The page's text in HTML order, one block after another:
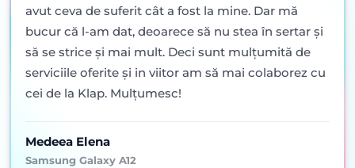
avut ceva de suferit cât a fost la mine. Dar mă
bucur că l-am dat, deoarece să nu stea în sertar şi
să se strice şi mai mult. Deci sunt mulţumită de
serviciile oferite şi in viitor am să mai colaborez cu
cei de la Klap. Mulţumesc!
Medeea Elena
Samsung Galaxy A12